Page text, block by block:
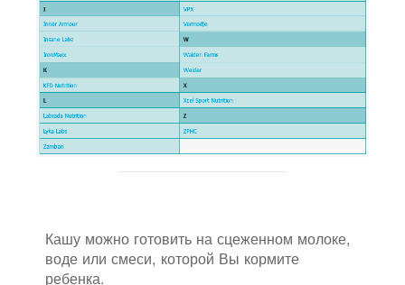
Кашу можно готовить на сцеженном молоке,
воде или смеси, которой Вы кормите
ребенка.